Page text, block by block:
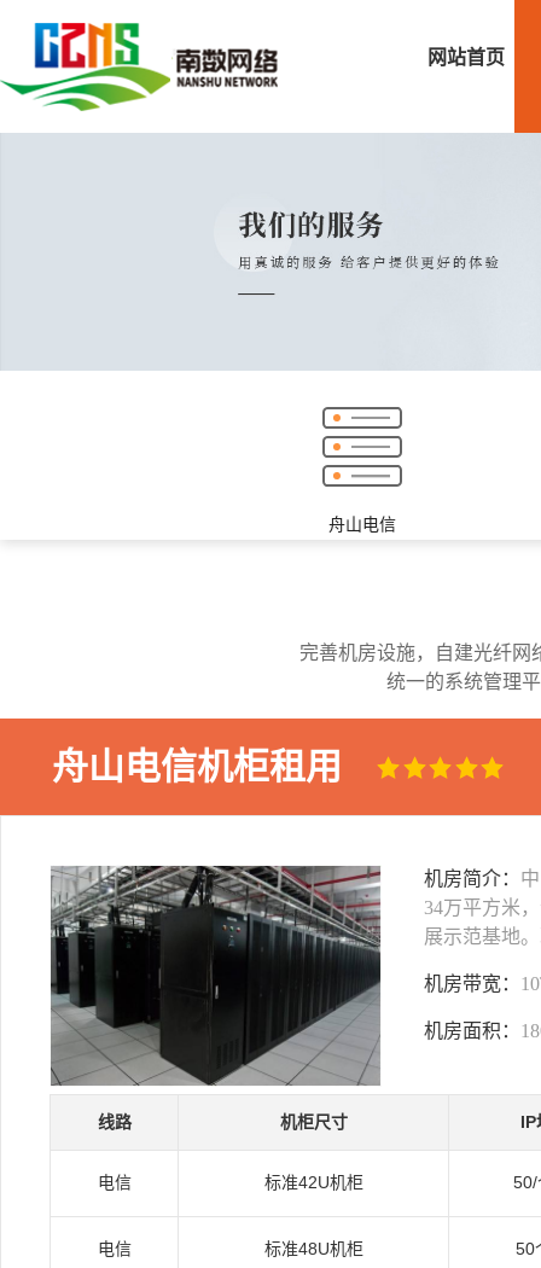
网站首页
舟山电信
完善机房设施，自建光纤网
统一的系统管理
舟山电信机柜租用
机房简介：
34万平方米
展示范基地
机房带宽：
机房面积：
线路 机柜尺寸 IP
电信 标准42U机柜 50/
电信 标准48U机柜 50